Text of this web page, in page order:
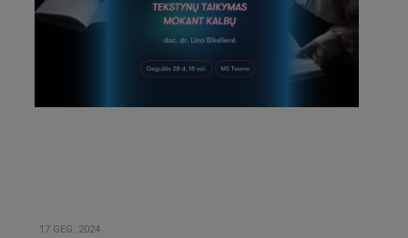
17.GEG..2024